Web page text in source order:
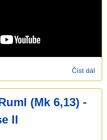
Číst dál
(Mk 6,13) -
II